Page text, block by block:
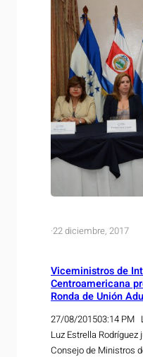
·22 diciembre, 2017
Viceministros de
Centroamericana
Ronda de Unión
27/08/201503:14 PM
Luz Estrella
Consejo de Ministros